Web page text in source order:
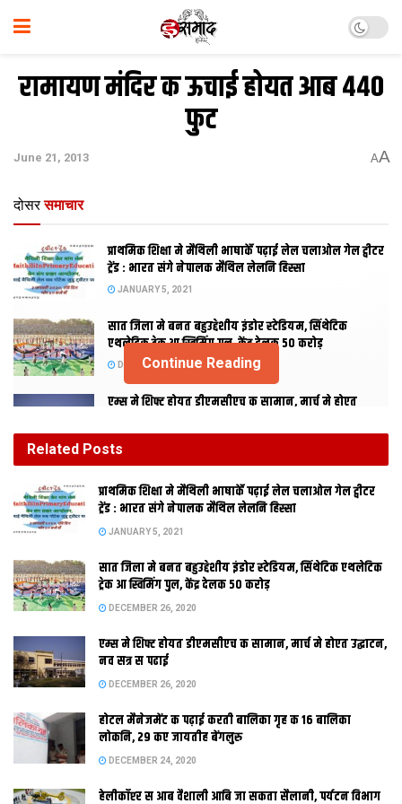
रामायण मंदिर क ऊचाई होयत आब ४४०
फुट
June 21, 2013 AA
दोसर समाचार
प्राथमिक शि‍क्षा मे मैथि‍ली भाषाकेँ पढ़ाई लेल चलाओल गेल ट्वीटर
ट्रेंड : भारत संगे नेपालक मैथिल लेलनि हिस्सा
JANUARY 5, 2021
सात जिला मे बनत बहुउद्देशीय इंडोर स्‍टेडि‍यम, सिंथेटिक
एथलेटिक ट्रेक आ स्विमिंग पुल, केंद्र देलक 50 करोड़
DECEMBER 26, 2020
एम्स मे शिफ्ट होयत डीएमसीएच क सामान, मार्च मे होएत
लोकनि, 29 कए जायतीह बेंगलुरु
मोतिहारी : केसरिया-चकिया पथ मे कैथवलिया
लग विराट रामायण मंदिर निर्माण स संबंधित भूमि निबंधन लेल बिहार राज्य
धार्मिक न्यास पर्षद क अध्यक्ष सह महावीर मंदिर न्यास समिति पटना क सचिव
Continue Reading
Related Posts
प्राथमिक शि‍क्षा मे मैथि‍ली भाषाकेँ पढ़ाई लेल चलाओल गेल ट्वीटर
ट्रेंड : भारत संगे नेपालक मैथिल लेलनि हिस्सा
JANUARY 5, 2021
सात जिला मे बनत बहुउद्देशीय इंडोर स्‍टेडि‍यम, सिंथेटिक एथलेटिक
ट्रेक आ स्विमिंग पुल, केंद्र देलक 50 करोड़
DECEMBER 26, 2020
एम्स मे शिफ्ट होयत डीएमसीएच क सामान, मार्च मे होएत उद्घाटन,
नव सत्र स पढाई
DECEMBER 26, 2020
होटल मैनेजमेंट क पढ़ाई करती बालिका गृह क 16 बालिका
लोकनि, 29 कए जायतीह बेंगलुरु
DECEMBER 24, 2020
हेलीकॉप्टर स आब वैशाली आबि जा सकता सैलानी, पर्यटन विभाग